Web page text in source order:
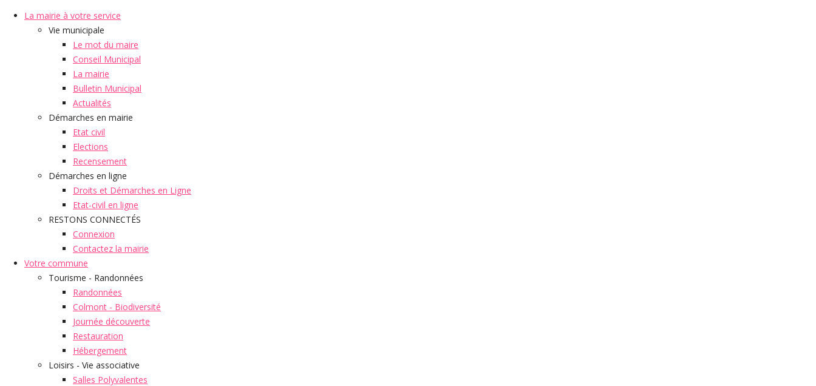
La mairie à votre service
Vie municipale
Le mot du maire
Conseil Municipal
La mairie
Bulletin Municipal
Actualités
Démarches en mairie
Etat civil
Elections
Recensement
Démarches en ligne
Droits et Démarches en Ligne
Etat-civil en ligne
RESTONS CONNECTÉS
Connexion
Contactez la mairie
Votre commune
Tourisme - Randonnées
Randonnées
Colmont - Biodiversité
Journée découverte
Restauration
Hébergement
Loisirs - Vie associative
Salles Polyvalentes